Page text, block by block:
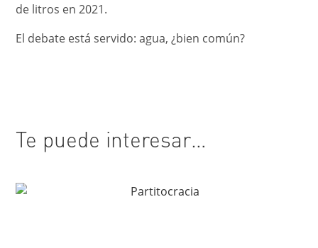
de litros en 2021.
El debate está servido: agua, ¿bien común?
Te puede interesar…